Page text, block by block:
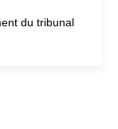
du tribunal